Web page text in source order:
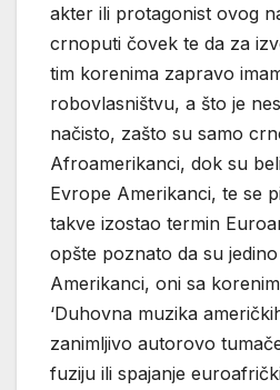
akter ili protagonist ovog
crnoputi čovek te da za
tim korenima zapravo
robovlasništvu, a što je
načisto, zašto su samo
Afroamerikanci, dok su
Evrope Amerikanci, te se
takve izostao termin
opšte poznato da su
Amerikanci, oni sa
‘Duhovna muzika
zanimljivo autorovo
fuziju ili spajanje